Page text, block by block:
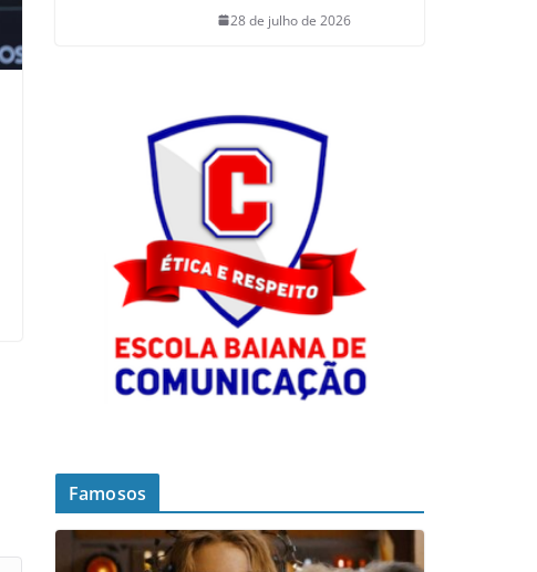
28 de julho de 2026
Famosos